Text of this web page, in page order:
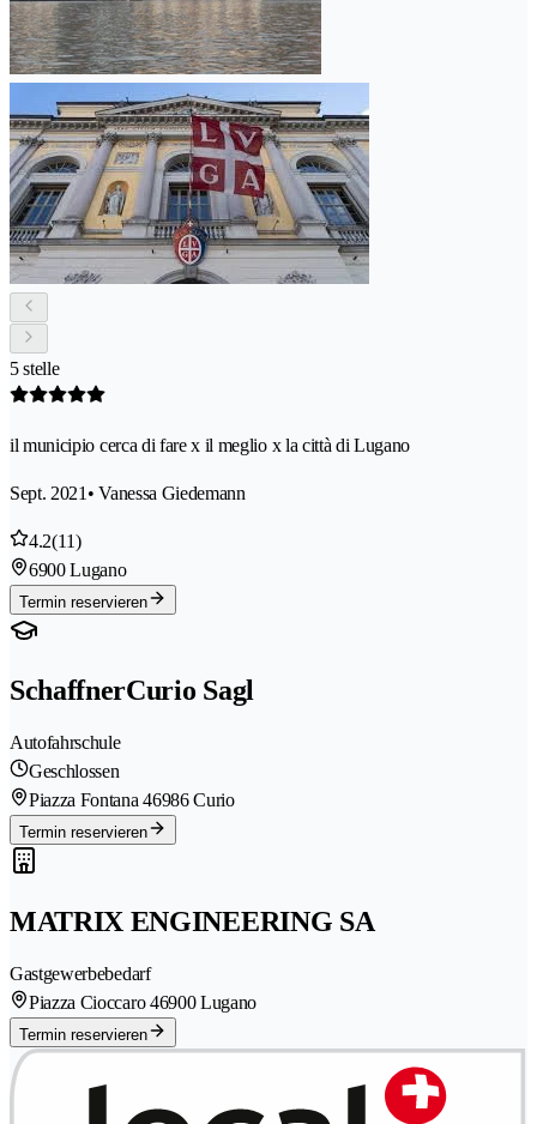
5 stelle
il municipio cerca di fare x il meglio x la città di Lugano
Sept. 2021 • Vanessa Giedemann
4.2(11)
6900 Lugano
Termin reservieren
SchaffnerCurio Sagl
Autofahrschule
Geschlossen
Piazza Fontana 46986 Curio
Termin reservieren
MATRIX ENGINEERING SA
Gastgewerbebedarf
Piazza Cioccaro 46900 Lugano
Termin reservieren